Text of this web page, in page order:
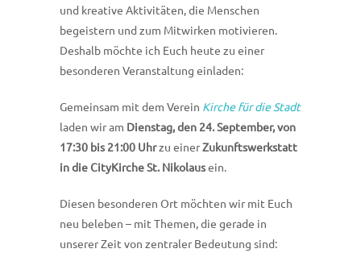
und kreative Aktivitäten, die Menschen
begeistern und zum Mitwirken motivieren.
Deshalb möchte ich Euch heute zu einer
besonderen Veranstaltung einladen:
Gemeinsam mit dem Verein Kirche für die Stadt
laden wir am Dienstag, den 24. September,von
17:30 bis 21:00 Uhrzu einerZukunftswerkstatt
in dieCityKirche St. Nikolausein.
Diesen besonderen Ort möchten wir mit Euch
neu beleben – mit Themen, die gerade in
unserer Zeit von zentraler Bedeutung sind: